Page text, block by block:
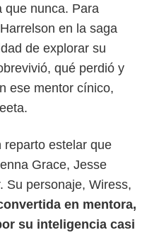
que nunca. Para
en la saga
de explorar su
qué perdió y
ese mentor cínico,
reparto estelar que
Grace, Jesse
Su personaje, Wiress,
en mentora,
su inteligencia casi